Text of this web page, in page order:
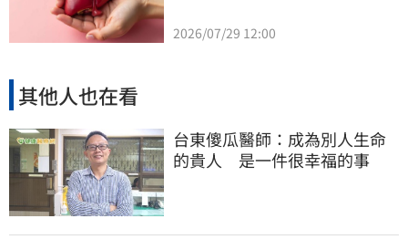
2026/07/29 12:00
其他人也在看
台東傻瓜醫師：成為別人生命
的貴人 是一件很幸福的事